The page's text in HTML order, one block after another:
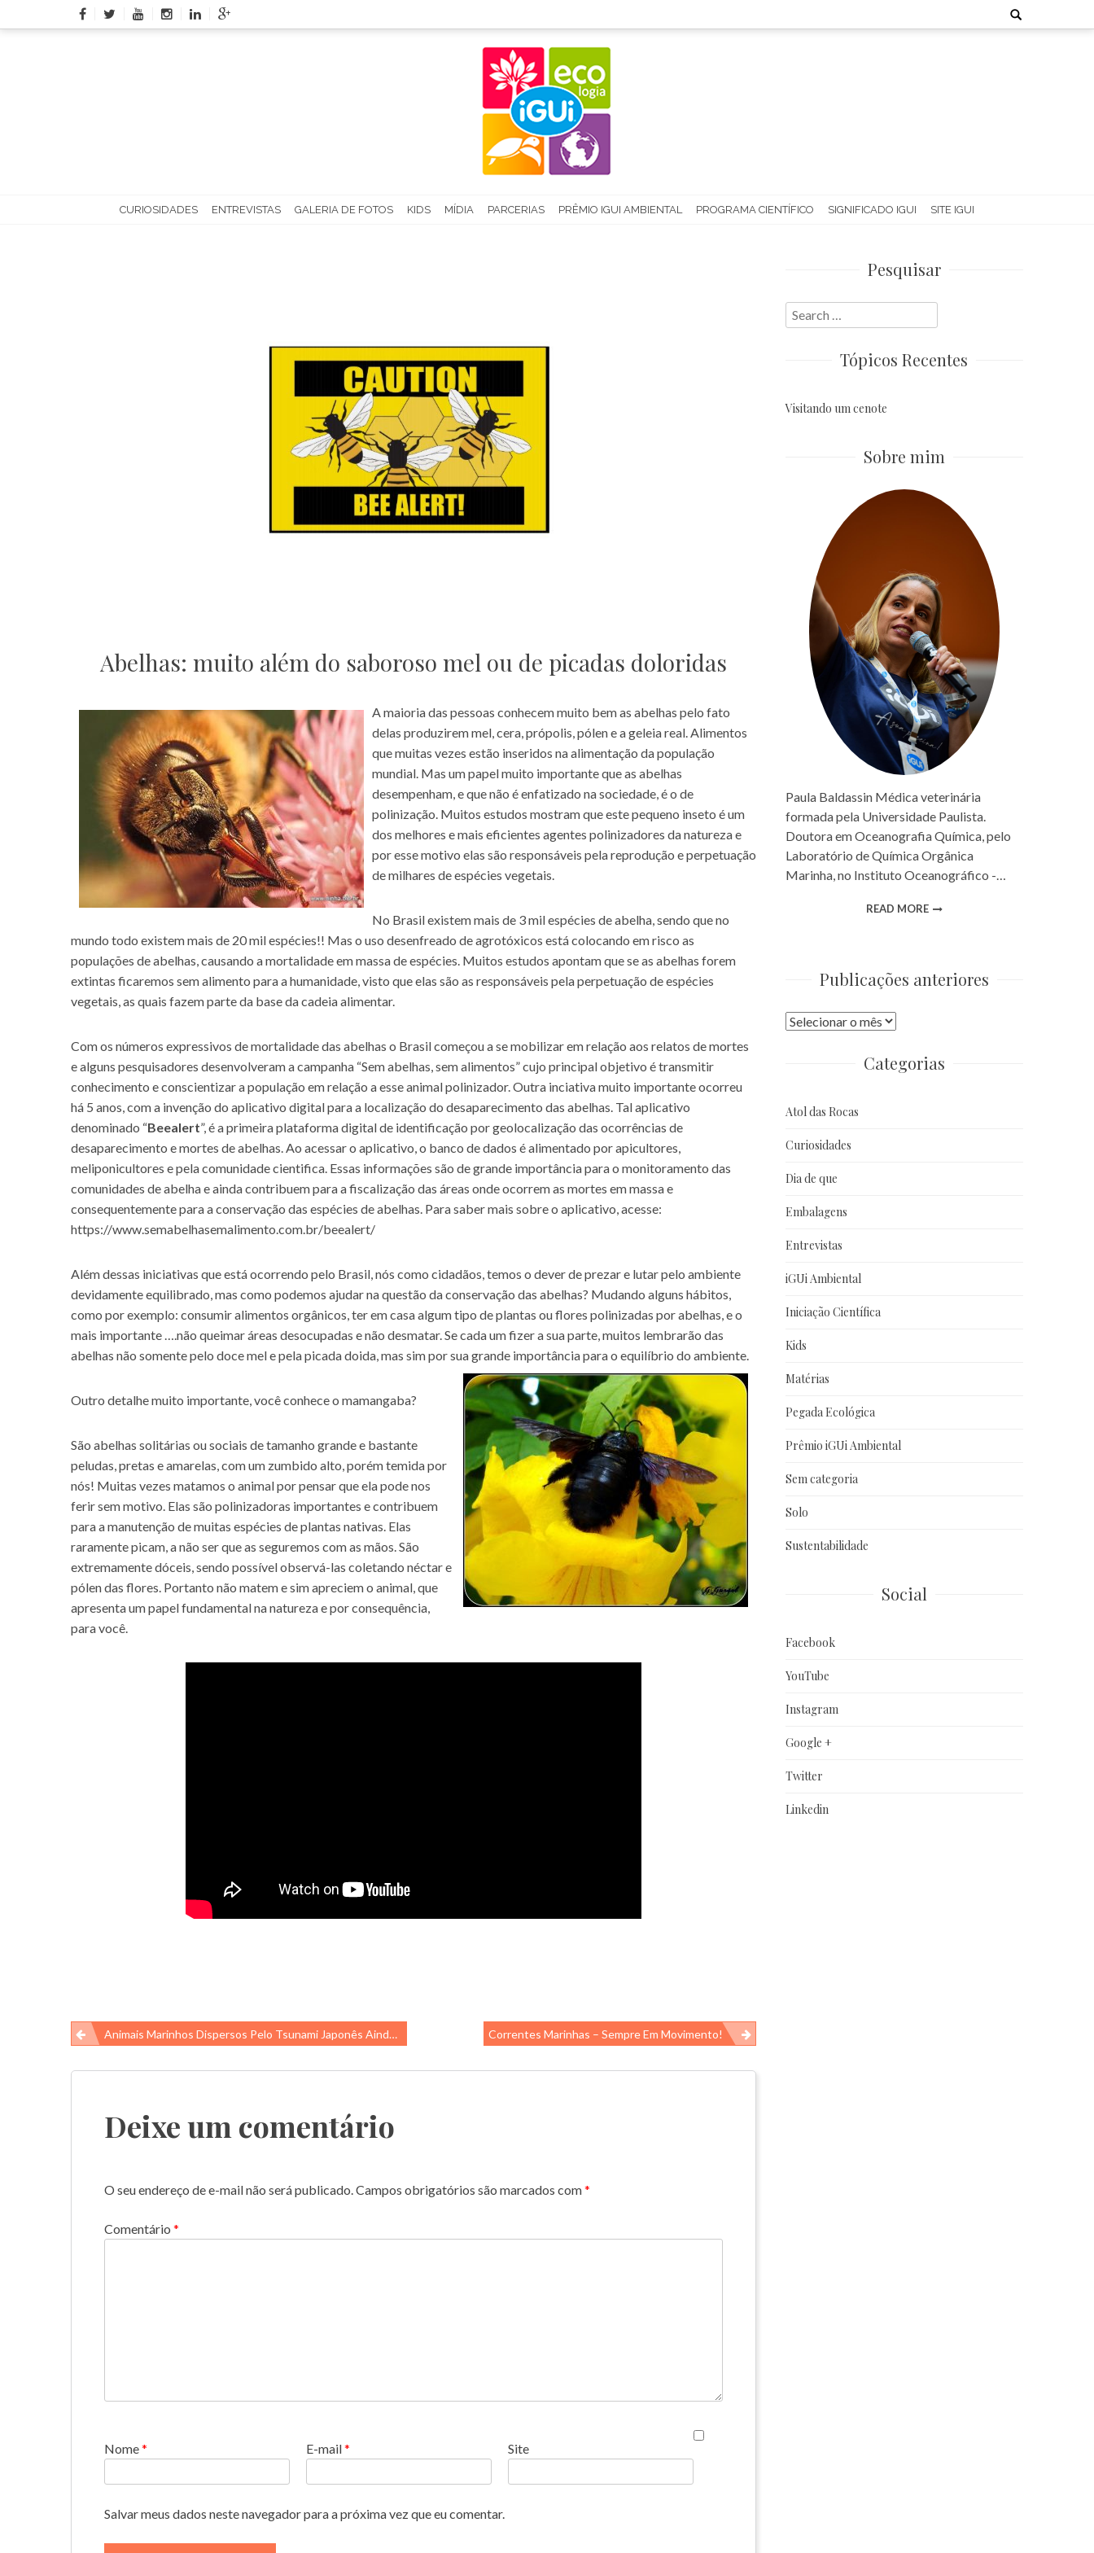
to
Search
for:
CURIOSIDADES ENTREVISTAS GALERIA DE FOTOS KIDS MÍDIA PARCERIAS PRÊMIO IGUI AMBIENTAL PROGRAMA CIENTÍFICO SIGNIFICADO IGUI SITE IGUI
Abelhas: muito além do saboroso mel ou de picadas doloridas
A maioria das pessoas conhecem muito bem as abelhas pelo fato
delas produzirem mel, cera, própolis, pólen e a geleia real. Alimentos
que muitas vezes estão inseridos na alimentação da população
mundial. Mas um papel muito importante que as abelhas
desempenham, e que não é enfatizado na sociedade, é o de
polinização. Muitos estudos mostram que este pequeno inseto é um
dos melhores e mais eficientes agentes polinizadores da natureza e
por esse motivo elas são responsáveis pela reprodução e perpetuação
de milhares de espécies vegetais.
No Brasil existem mais de 3 mil espécies de abelha, sendo que no
mundo todo existem mais de 20 mil espécies!! Mas o uso desenfreado de agrotóxicos está colocando em risco as
populações de abelhas, causando a mortalidade em massa de espécies. Muitos estudos apontam que se as abelhas forem
extintas ficaremos sem alimento para a humanidade, visto que elas são as responsáveis pela perpetuação de espécies
vegetais, as quais fazem parte da base da cadeia alimentar.
Com os números expressivos de mortalidade das abelhas o Brasil começou a se mobilizar em relação aos relatos de mortes
e alguns pesquisadores desenvolveram a campanha “Sem abelhas, sem alimentos” cujo principal objetivo é transmitir
conhecimento e conscientizar a população em relação a esse animal polinizador. Outra inciativa muito importante ocorreu
há 5 anos, com a invenção do aplicativo digital para a localização do desaparecimento das abelhas. Tal aplicativo
denominado “Beealert”, é a primeira plataforma digital de identificação por geolocalização das ocorrências de
desaparecimento e mortes de abelhas. Ao acessar o aplicativo, o banco de dados é alimentado por apicultores,
meliponicultores e pela comunidade cientifica. Essas informações são de grande importância para o monitoramento das
comunidades de abelha e ainda contribuem para a fiscalização das áreas onde ocorrem as mortes em massa e
consequentemente para a conservação das espécies de abelhas. Para saber mais sobre o aplicativo, acesse:
https://www.semabelhasemalimento.com.br/beealert/
Além dessas iniciativas que está ocorrendo pelo Brasil, nós como cidadãos, temos o dever de prezar e lutar pelo ambiente
devidamente equilibrado, mas como podemos ajudar na questão da conservação das abelhas? Mudando alguns hábitos,
como por exemplo: consumir alimentos orgânicos, ter em casa algum tipo de plantas ou flores polinizadas por abelhas, e o
mais importante ….não queimar áreas desocupadas e não desmatar. Se cada um fizer a sua parte, muitos lembrarão das
abelhas não somente pelo doce mel e pela picada doida, mas sim por sua grande importância para o equilíbrio do ambiente.
Outro detalhe muito importante, você conhece o mamangaba?
São abelhas solitárias ou sociais de tamanho grande e bastante
peludas, pretas e amarelas, com um zumbido alto, porém temida por
nós! Muitas vezes matamos o animal por pensar que ela pode nos
ferir sem motivo. Elas são polinizadoras importantes e contribuem
para a manutenção de muitas espécies de plantas nativas. Elas
raramente picam, a não ser que as seguremos com as mãos. São
extremamente dóceis, sendo possível observá-las coletando néctar e
pólen das flores. Portanto não matem e sim apreciem o animal, que
apresenta um papel fundamental na natureza e por consequência,
para você.
Navegação
de
Animais Marinhos Dispersos Pelo Tsunami Japonês Ainda Estão Chegando Nos Estados Unidos Correntes Marinhas – Sempre Em Movimento!
Deixe um comentário
O seu endereço de e-mail não será publicado. Campos obrigatórios são marcados com*
Comentário *
Nome* E-mail* Site
Salvar meus dados neste navegador para a próxima vez que eu comentar.
Pesquisar
Search
for:
Tópicos Recentes
Visitando um cenote
Sobre mim
Paula Baldassin Médica veterinária
formada pela Universidade Paulista.
Doutora em Oceanografia Química, pelo
Laboratório de Química Orgânica
Marinha, no Instituto Oceanográfico -…
READ MORE
Publicações anteriores
Publicações
Categorias
Atol das Rocas
Curiosidades
Dia de que
Embalagens
Entrevistas
iGUi Ambiental
Iniciação Científica
Kids
Matérias
Pegada Ecológica
Prêmio iGUi Ambiental
Sem categoria
Solo
Sustentabilidade
Social
Facebook
YouTube
Instagram
Google +
Twitter
Linkedin